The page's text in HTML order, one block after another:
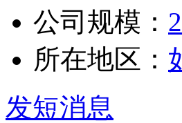
公司规模：
所在地区：
发短消息